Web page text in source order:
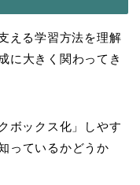
える学習方法を理解
に大きく関わってき
ボックス化」しやす
っているかどうか